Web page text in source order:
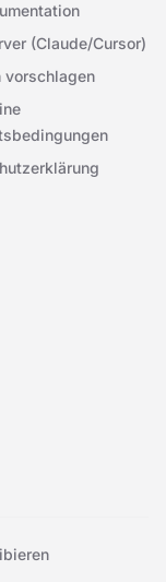
(Claude/Cursor)
vorschlagen